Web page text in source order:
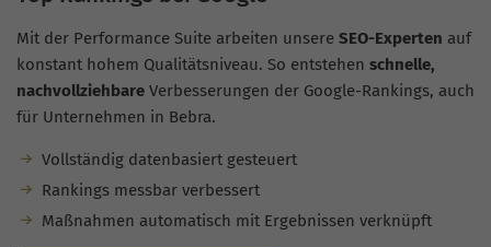
Mit der Performance Suite arbeiten unsere SEO-Experten auf
konstant hohem Qualitätsniveau. So entstehen schnelle,
nachvollziehbare Verbesserungen der Google-Rankings, auch
für Unternehmen in Bebra.
Vollständig datenbasiert gesteuert
Rankings messbar verbessert
Maßnahmen automatisch mit Ergebnissen verknüpft